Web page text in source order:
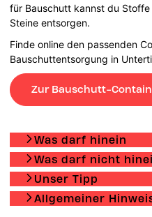
für Bauschutt kannst du
Steine entsorgen.
Finde online den passenden
Bauschuttentsorgung in
Zur Bauschutt-
Was darf hinein
Was darf nicht
Unser Tipp
Allgemeiner